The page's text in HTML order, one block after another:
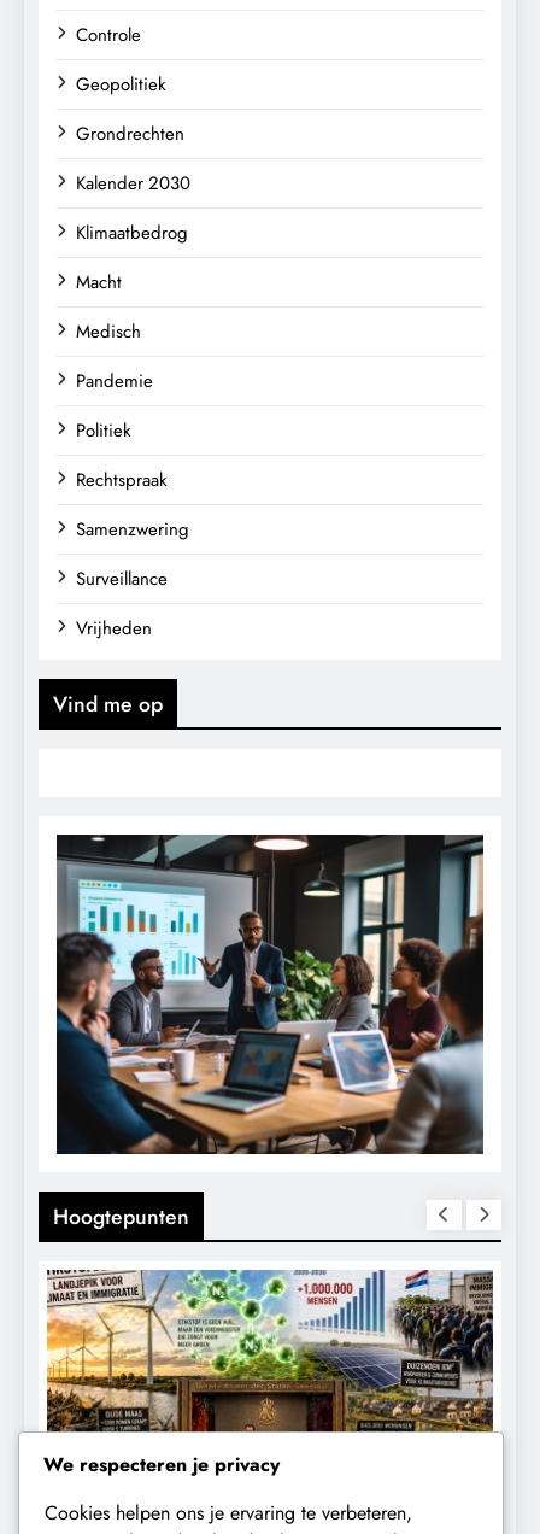
Controle
Geopolitiek
Grondrechten
Kalender 2030
Klimaatbedrog
Macht
Medisch
Pandemie
Politiek
Rechtspraak
Samenzwering
Surveillance
Vrijheden
Vind me op
Hoogtepunten
CONTROLE GEOPOLITIEK
We respecteren je privacy
Cookies helpen ons je ervaring te verbeteren,